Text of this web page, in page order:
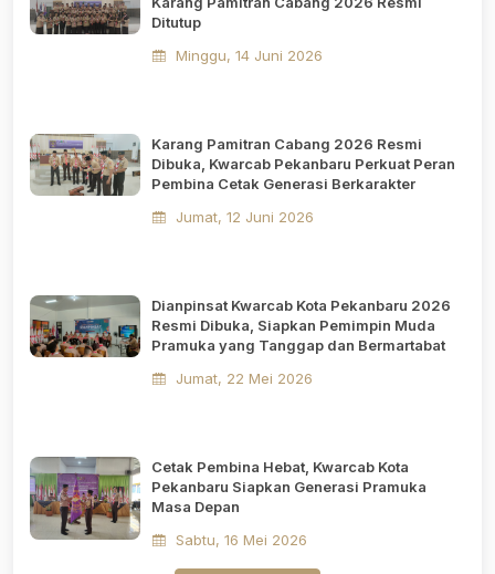
Ditutup
Minggu, 14 Juni 2026
Karang Pamitran Cabang 2026 Resmi
Dibuka, Kwarcab Pekanbaru Perkuat Peran
Pembina Cetak Generasi Berkarakter
Jumat, 12 Juni 2026
Dianpinsat Kwarcab Kota Pekanbaru 2026
Resmi Dibuka, Siapkan Pemimpin Muda
Pramuka yang Tanggap dan Bermartabat
Jumat, 22 Mei 2026
Cetak Pembina Hebat, Kwarcab Kota
Pekanbaru Siapkan Generasi Pramuka
Masa Depan
Sabtu, 16 Mei 2026